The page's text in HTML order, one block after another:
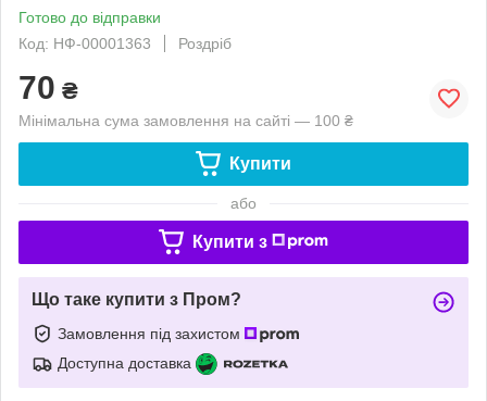
Готово до відправки
Код: НФ-00001363
Роздріб
70 ₴
Мінімальна сума замовлення на сайті — 100 ₴
Купити
або
Купити з
Що таке купити з Пром?
Замовлення під захистом
Доступна доставка